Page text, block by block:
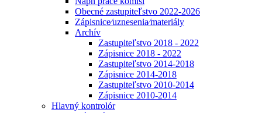
Obecné zastupiteľstvo 2022-2026
Zápisnice⁄uznesenia⁄materiály
Archív
Zastupiteľstvo 2018 - 2022
Zápisnice 2018 - 2022
Zastupiteľstvo 2014-2018
Zápisnice 2014-2018
Zastupiteľstvo 2010-2014
Zápisnice 2010-2014
Hlavný kontrolór